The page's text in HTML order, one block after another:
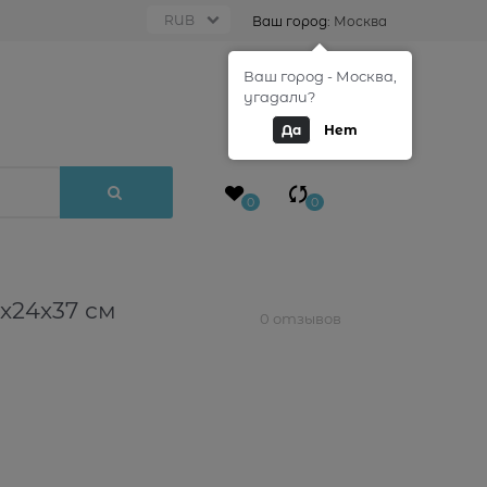
Ваш город: Москва
0
0 0
см 0 отзывов
Ваш город - Москва,
угадали?
Да Нет